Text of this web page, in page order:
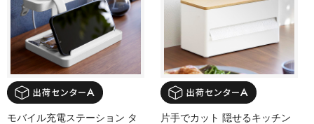
モバイル充電ステーション タ
片手でカット 隠せるキッチン